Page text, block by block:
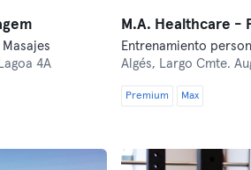
4A
M.A. Healthcare -
Entrenamiento
Algés, Largo Cmte.
Premium Max